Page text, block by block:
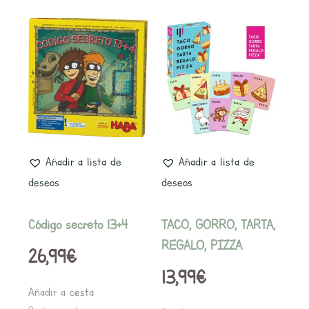
Añadir a lista de
deseos
Código secreto 13+4
26,99€
Añadir a cesta
Añadir a lista de
deseos
TACO, GORRO, TARTA,
REGALO, PIZZA
13,99€